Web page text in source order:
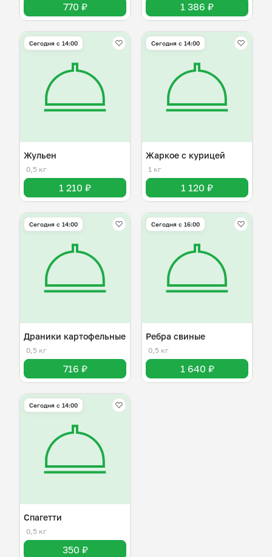
770 ₽ 1 386 ₽
Сегодня с 14:00
Жульен
0,5 кг
1 210 ₽
Сегодня с 14:00
Жаркое с курицей
1 кг
1 120 ₽
Сегодня с 14:00
Драники картофельные
0,5 кг
716 ₽
Сегодня с 16:00
Ребра свиные
0,5 кг
1 640 ₽
Сегодня с 14:00
Спагетти
0,5 кг
350 ₽